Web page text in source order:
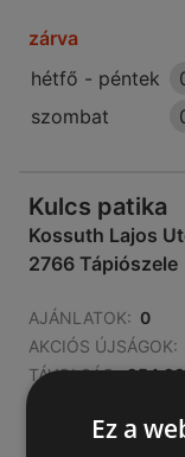
zárva
hétfő - péntek
szombat
Kulcs patika
Kossuth Lajos
2766 Tápiószele
AJÁNLATOK: 0
AKCIÓS ÚJSÁGOK:
TÁVOLSÁG:
Ez a